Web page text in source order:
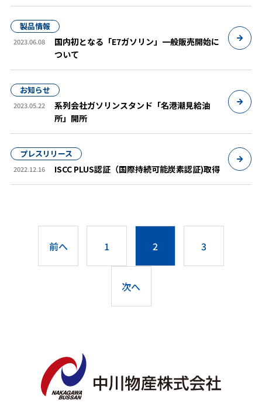
製品情報
2023.06.08
国内初となる「E7ガソリン」一般販売開始に
ついて
お知らせ
2023.05.22
系列会社ガソリンスタンド「名港潮見給油
所」開所
プレスリリース
2022.12.16 ISCC PLUS認証（国際持続可能炭素認証)取得
前へ 1 2 3
次へ